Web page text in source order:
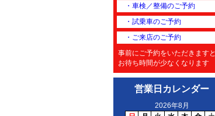
・車検／整備のご予約
・試乗車のご予約
・ご来店のご予約
事前にご予約をいただきますと
お待ち時間が少なくなります
営業日カレンダー